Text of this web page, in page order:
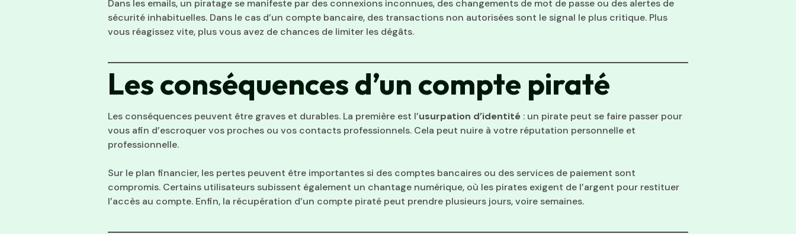
Dans les emails, un piratage se manifeste par des connexions inconnues, des changements de mot de passe ou des alertes de
sécurité inhabituelles. Dans le cas d’un compte bancaire, des transactions non autorisées sont le signal le plus critique. Plus
vous réagissez vite, plus vous avez de chances de limiter les dégâts.
Les conséquences d’un compte piraté
Les conséquences peuvent être graves et durables. La première est l’usurpation d’identité : un pirate peut se faire passer pour
vous afin d’escroquer vos proches ou vos contacts professionnels. Cela peut nuire à votre réputation personnelle et
professionnelle.
Sur le plan financier, les pertes peuvent être importantes si des comptes bancaires ou des services de paiement sont
compromis. Certains utilisateurs subissent également un chantage numérique, où les pirates exigent de l’argent pour restituer
l’accès au compte. Enfin, la récupération d’un compte piraté peut prendre plusieurs jours, voire semaines.